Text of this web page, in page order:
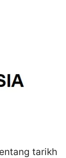
tarikh